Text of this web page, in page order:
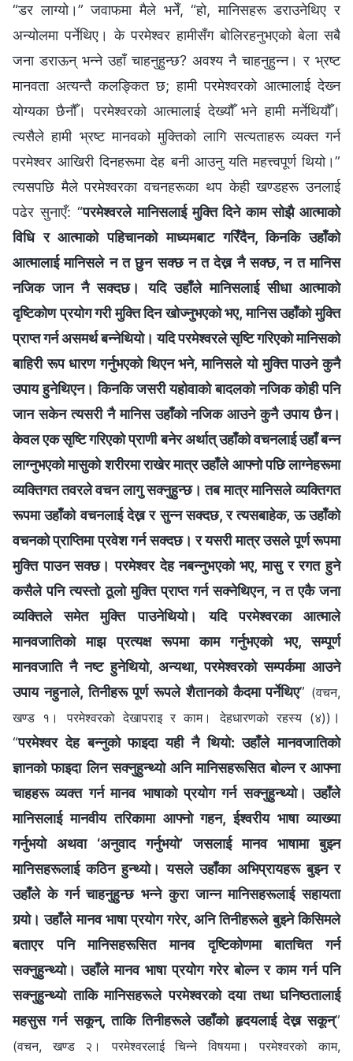
“डर लाग्यो।” जवाफमा मैले भनेँ, “हो, मानिसहरू डराउनेथिए र
अन्योलमा पर्नेथिए। के परमेश्‍वर हामीसँग बोलिरहनुभएको बेला सबै
जना डराऊन् भन्‍ने उहाँ चाहनुहुन्छ? अवश्य नै चाहनुहुन्‍न। र भ्रष्ट
मानवता अत्यन्तै कलङ्कित छ; हामी परमेश्‍वरको आत्मालाई देख्‍न
योग्यका छैनौँ। परमेश्‍वरको आत्मालाई देख्यौँ भने हामी मर्नेथियौँ।
त्यसैले हामी भ्रष्ट मानवको मुक्तिको लागि सत्यताहरू व्यक्त गर्न
परमेश्वर आखिरी दिनहरूमा देह बनी आउनु यति महत्त्वपूर्ण थियो।”
त्यसपछि मैले परमेश्‍वरका वचनहरूका थप केही खण्डहरू उनलाई
पढेर सुनाएँ: “परमेश्‍वरले मानिसलाई मुक्ति दिने काम सोझै आत्माको
विधि र आत्माको पहिचानको माध्यमबाट गरिँदैन, किनकि उहाँको
आत्मालाई मानिसले न त छुन सक्छ न त देख्न नै सक्छ, न त मानिस
नजिक जान नै सक्दछ। यदि उहाँले मानिसलाई सीधा आत्माको
दृष्टिकोण प्रयोग गरी मुक्ति दिन खोज्‍नुभएको भए, मानिस उहाँको मुक्ति
प्राप्त गर्न असमर्थ बन्‍नेथियो। यदि परमेश्‍वरले सृष्टि गरिएको मानिसको
बाहिरी रूप धारण गर्नुभएको थिएन भने, मानिसले यो मुक्ति पाउने कुनै
उपाय हुनेथिएन। किनकि जसरी यहोवाको बादलको नजिक कोही पनि
जान सकेन त्यसरी नै मानिस उहाँको नजिक आउने कुनै उपाय छैन।
केवल एक सृष्टि गरिएको प्राणी बनेर अर्थात् उहाँको वचनलाई उहाँ बन्न
लाग्नुभएको मासुको शरीरमा राखेर मात्र उहाँले आफ्नो पछि लाग्नेहरूमा
व्यक्तिगत तवरले वचन लागु सक्नुहुन्छ। तब मात्र मानिसले व्यक्तिगत
रूपमा उहाँको वचनलाई देख्न र सुन्न सक्दछ, र त्यसबाहेक, ऊ उहाँको
वचनको प्राप्तिमा प्रवेश गर्न सक्दछ। र यसरी मात्र उसले पूर्ण रूपमा
मुक्ति पाउन सक्छ। परमेश्‍वर देह नबन्नुभएको भए, मासु र रगत हुने
कसैले पनि त्यस्तो ठूलो मुक्ति प्राप्त गर्न सक्नेथिएन, न त एकै जना
व्यक्तिले समेत मुक्ति पाउनेथियो। यदि परमेश्‍वरका आत्माले
मानवजातिको माझ प्रत्यक्ष रूपमा काम गर्नुभएको भए, सम्पूर्ण
मानवजाति नै नष्ट हुनेथियो, अन्यथा, परमेश्‍वरको सम्पर्कमा आउने
उपाय नहुनाले, तिनीहरू पूर्ण रूपले शैतानको कैदमा पर्नेथिए” (वचन,
खण्ड १। परमेश्‍वरको देखापराइ र काम। देहधारणको रहस्य (४)) ।
“परमेश्‍वर देह बन्‍नुको फाइदा यही नै थियो: उहाँले मानवजातिको
ज्ञानको फाइदा लिन सक्नुहुन्थ्यो अनि मानिसहरूसित बोल्न र आफ्ना
चाहहरू व्यक्त गर्न मानव भाषाको प्रयोग गर्न सक्नुहुन्थ्यो। उहाँले
मानिसलाई मानवीय तरिकामा आफ्नो गहन, ईश्‍वरीय भाषा व्याख्या
गर्नुभयो अथवा ‘अनुवाद गर्नुभयो’ जसलाई मानव भाषामा बुझ्न
मानिसहरूलाई कठिन हुन्थ्यो। यसले उहाँका अभिप्रायहरू बुझ्न र
उहाँले के गर्न चाहनुहुन्छ भन्‍ने कुरा जान्न मानिसहरूलाई सहायता
गर्‍यो। उहाँले मानव भाषा प्रयोग गरेर, अनि तिनीहरूले बुझ्ने किसिमले
बताएर पनि मानिसहरूसित मानव दृष्टिकोणमा बातचित गर्न
सक्नुहुन्थ्यो। उहाँले मानव भाषा प्रयोग गरेर बोल्न र काम गर्न पनि
सक्नुहुन्थ्यो ताकि मानिसहरूले परमेश्‍वरको दया तथा घनिष्ठतालाई
महसुस गर्न सकून्, ताकि तिनीहरूले उहाँको हृदयलाई देख्न सकून्”
(वचन, खण्ड २। परमेश्‍वरलाई चिन्‍ने विषयमा। परमेश्‍वरको काम,